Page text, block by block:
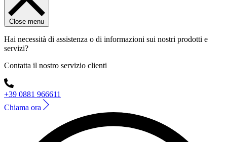
Close menu
Hai necessità di assistenza o di informazioni sui nostri prodotti e
servizi?
Contatta il nostro servizio clienti
+39 0881 966611
Chiama ora